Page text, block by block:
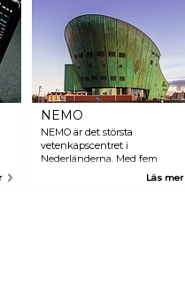
en kraftfull och välmående stad
Målarna av guldåldern
såsom landskap, vardagsscener,
staden.
NEMO
NEMO är det största
vetenkapscentret i
Nederländerna. Med fem
våningar fulla av spännande
Läs mer